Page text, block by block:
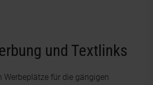
und Textlinks
Werbeplätze für die gängigen